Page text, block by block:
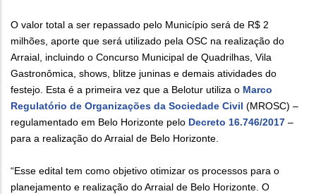
O valor total a ser repassado pelo Município será de R$ 2
milhões, aporte que será utilizado pela OSC na realização do
Arraial, incluindo o Concurso Municipal de Quadrilhas, Vila
Gastronômica, shows, blitze juninas e demais atividades do
festejo. Esta é a primeira vez que a Belotur utiliza o Marco
Regulatório de Organizações da Sociedade Civil (MROSC) –
regulamentado em Belo Horizonte pelo Decreto 16.746/2017 –
para a realização do Arraial de Belo Horizonte.
“Esse edital tem como objetivo otimizar os processos para o
planejamento e realização do Arraial de Belo Horizonte. O